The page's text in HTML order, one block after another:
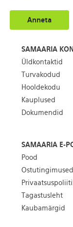
Anneta
SAMAARIA
Üldkontaktid
Turvakodud
Hooldekodu
Kauplused
Dokumendid
SAMAARIA E-
Pood
Ostutingimused
Tagastusleht
Kaubamärgid